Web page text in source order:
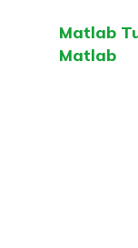
Matlab
Matlab